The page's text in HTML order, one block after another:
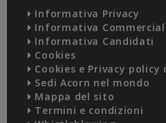
Informativa Privacy
Informativa
Informativa Candidati
Cookies
Cookies e Privacy
Sedi Acorn nel mondo
Mappa del sito
Termini e condizioni